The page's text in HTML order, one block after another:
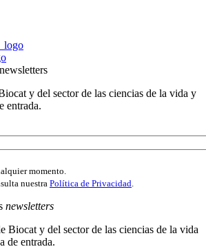
y del sector de las ciencias de la vida y
entrada.
momento.
nuestra Política de Privacidad.
newsletters
Biocat y del sector de las ciencias de la vida
de entrada.